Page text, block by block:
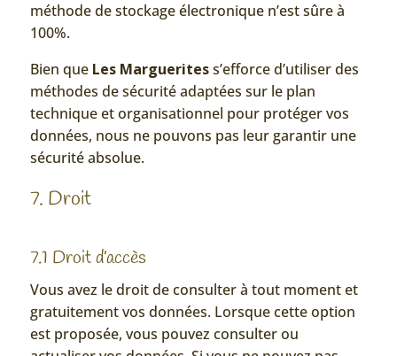
méthode de stockage électronique n’est sûre à
100%.
Bien que Les Margueritess’efforce d’utiliser des
méthodes de sécurité adaptées sur le plan
technique et organisationnel pour protéger vos
données, nous ne pouvons pas leur garantir une
sécurité absolue.
7. Droit
7.1 Droit d’accès
Vous avez le droit de consulter à tout moment et
gratuitement vos données. Lorsque cette option
est proposée, vous pouvez consulter ou